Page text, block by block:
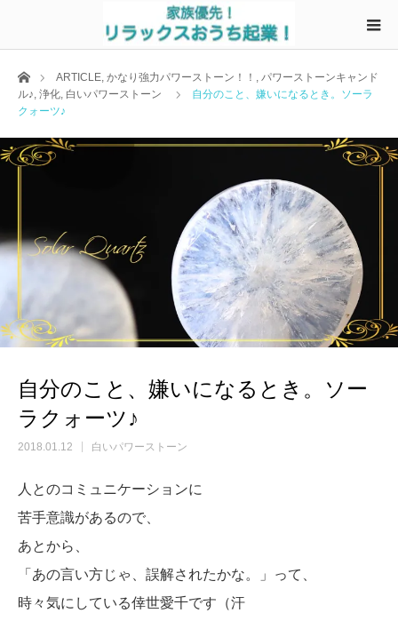
ホームARTICLE, かなり強力パワーストーン！！ , パワーストーンキャンド
ル♪, 浄化, 白いパワーストーン
自分のこと、嫌いになるとき。ソーラ
クォーツ♪
自分のこと、嫌いになるとき。ソー
ラクォーツ♪
2018.01.12 白いパワーストーン
人とのコミュニケーションに
苦手意識があるので、
あとから、
「あの言い方じゃ、誤解されたかな。」って、
時々気にしている倖世愛千です（汗